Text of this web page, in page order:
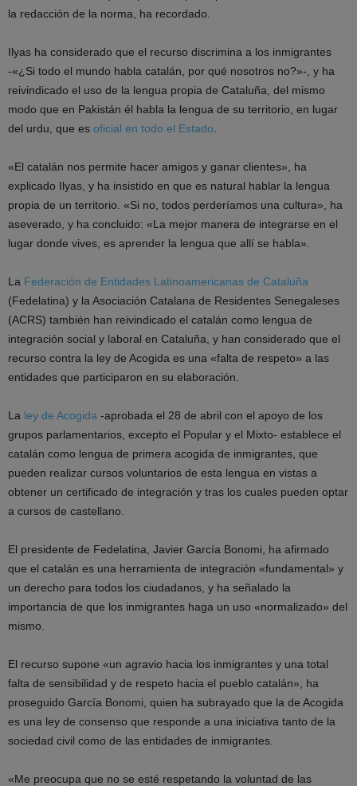
la redacción de la norma, ha recordado.
Ilyas ha considerado que el recurso discrimina a los inmigrantes
-«¿Si todo el mundo habla catalán, por qué nosotros no?»-, y ha
reivindicado el uso de la lengua propia de Cataluña, del mismo
modo que en Pakistán él habla la lengua de su territorio, en lugar
del urdu, que es oficial en todo el Estado
«El catalán nos permite hacer amigos y ganar clientes», ha
explicado Ilyas, y ha insistido en que es natural hablar la lengua
propia de un territorio. «Si no, todos perderíamos una cultura», ha
aseverado, y ha concluido: «La mejor manera de integrarse en el
lugar donde vives, es aprender la lengua que allí se habla».
La Federación de Entidades Latinoamericanas de Cataluña
(Fedelatina) y la Asociación Catalana de Residentes Senegaleses
(ACRS) también han reivindicado el catalán como lengua de
integración social y laboral en Cataluña, y han considerado que el
recurso contra la ley de Acogida es una «falta de respeto» a las
entidades que participaron en su elaboración.
La ley de Acogida -aprobada el 28 de abril con el apoyo de los
grupos parlamentarios, excepto el Popular y el Mixto- establece el
catalán como lengua de primera acogida de inmigrantes, que
pueden realizar cursos voluntarios de esta lengua en vistas a
obtener un certificado de integración y tras los cuales pueden optar
a cursos de castellano.
El presidente de Fedelatina, Javier García Bonomi, ha afirmado
que el catalán es una herramienta de integración «fundamental» y
un derecho para todos los ciudadanos, y ha señalado la
importancia de que los inmigrantes haga un uso «normalizado» del
mismo.
El recurso supone «un agravio hacia los inmigrantes y una total
falta de sensibilidad y de respeto hacia el pueblo catalán», ha
proseguido García Bonomi, quien ha subrayado que la de Acogida
es una ley de consenso que responde a una iniciativa tanto de la
sociedad civil como de las entidades de inmigrantes.
«Me preocupa que no se esté respetando la voluntad de las